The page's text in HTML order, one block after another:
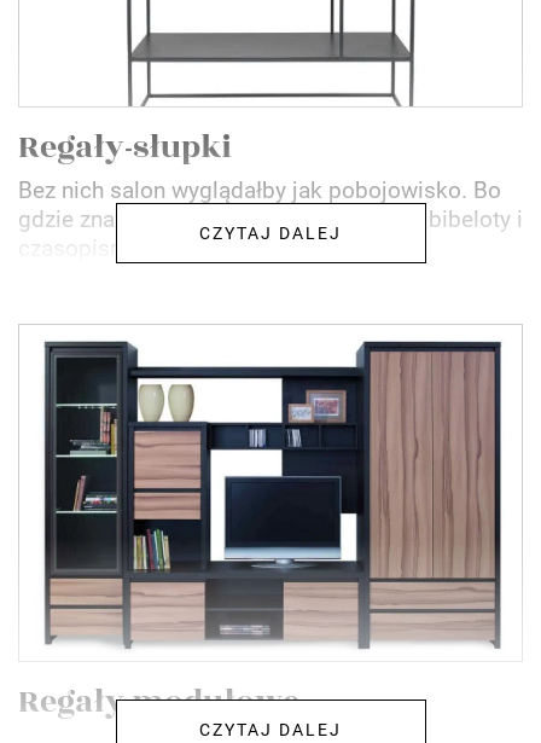
Regały-słupki
Bez nich salon wyglądałby jak pobojowisko. Bo
gdzie znalazłoby się miejsce na książki, bibeloty i
czasopisma wnętrzarskie?
CZYTAJ DALEJ
Regały modułowe
CZYTAJ DALEJ